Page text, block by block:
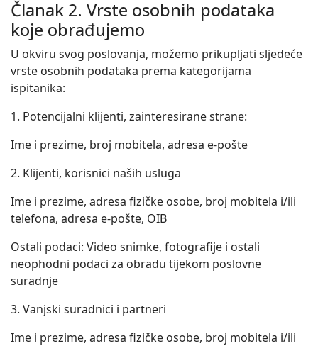
Članak 2. Vrste osobnih podataka
koje obrađujemo
U okviru svog poslovanja, možemo prikupljati sljedeće
vrste osobnih podataka prema kategorijama
ispitanika:
1. Potencijalni klijenti, zainteresirane strane:
Ime i prezime, broj mobitela, adresa e-pošte
2. Klijenti, korisnici naših usluga
Ime i prezime, adresa fizičke osobe, broj mobitela i/ili
telefona, adresa e-pošte, OIB
Ostali podaci: Video snimke, fotografije i ostali
neophodni podaci za obradu tijekom poslovne
suradnje
3. Vanjski suradnici i partneri
Ime i prezime, adresa fizičke osobe, broj mobitela i/ili